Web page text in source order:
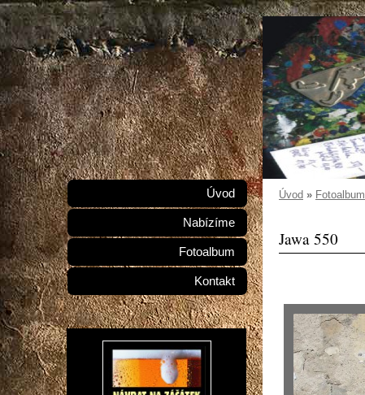
Úvod » Fotoalbum
Jawa 550
Úvod
Nabízíme
Fotoalbum
Kontakt